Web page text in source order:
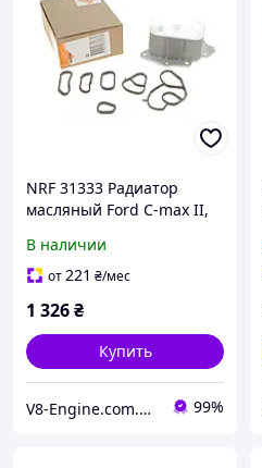
NRF 31333 Радиатор
масляный Ford C-max II,
max, Mondeo IV, Focus III
В наличии
от221 ₴/мес
1 326₴
Купить
V8-Engine.com.ua Авто-расходники 99%